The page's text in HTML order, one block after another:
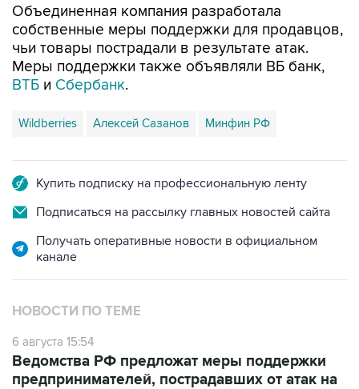
Объединенная компания разработала
собственные меры поддержки для продавцов,
чьи товары пострадали в результате атак.
Меры поддержки также объявляли ВБ банк,
ВТБ и Сбербанк.
Wildberries Алексей Сазанов Минфин РФ
Купить подписку на профессиональную ленту
Подписаться на рассылку главных новостей сайта
Получать оперативные новости в официальном
канале
НОВОСТИ ПО ТЕМЕ
6 августа 15:54
Ведомства РФ предложат меры поддержки
предпринимателей, пострадавших от атак на